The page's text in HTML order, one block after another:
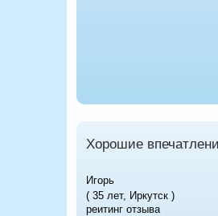
Хорошие
Игорь
( 35 лет, Иркутск )
реитинг отзыва